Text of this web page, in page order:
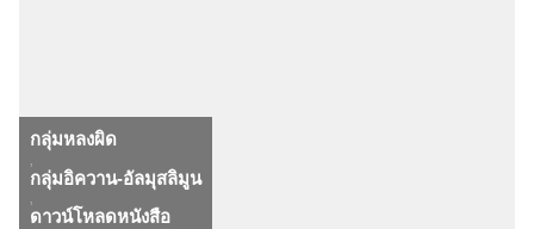
กลุ่มหลงผิด
กลุ่มอิควาน-อัลมุสลิมูน
,
ดาวน์โหลดหนังสือ